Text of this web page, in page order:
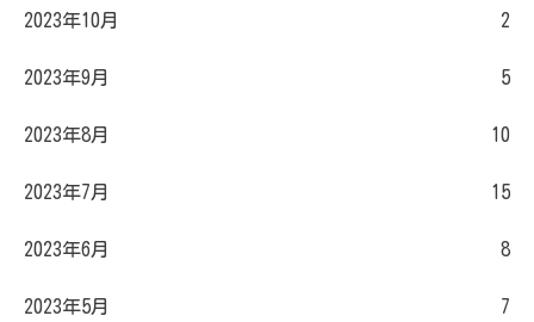
2023年10月 2
2023年9月 5
2023年8月 10
2023年7月 15
2023年6月 8
2023年5月 7